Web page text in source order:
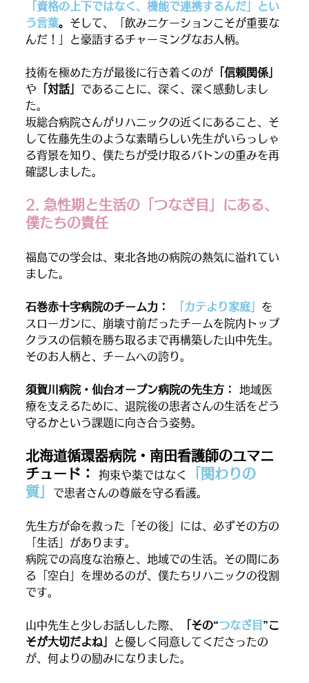
「資格の上下ではなく、機能で連携するんだ」とい
う言葉。 そして、「飲みニケーションこそが重要な
んだ！」と豪語するチャーミングなお人柄。
技術を極めた方が最後に行き着くのが 「信頼関係」
や 「対話」 であることに、深く、深く感動しまし
た。
坂総合病院さんがリハニックの近くにあること、そ
して佐藤先生のような素晴らしい先生がいらっしゃ
る背景を知り、僕たちが受け取るバトンの重みを再
確認しました。
2. 急性期と生活の「つなぎ目」にある、
僕たちの責任
福島での学会は、東北各地の病院の熱気に溢れてい
ました。
石巻赤十字病院のチーム力： 「カテより家庭」 を
スローガンに、崩壊寸前だったチームを院内トップ
クラスの信頼を勝ち取るまで再構築した山中先生。
そのお人柄と、チームへの誇り。
須賀川病院・仙台オープン病院の先生方：
地域医
療を支えるために、退院後の患者さんの生活をどう
守るかという課題に向き合う姿勢。
北海道循環器病院・南田看護師のユマニ
チュード：
拘束や薬ではなく
「関わりの
質」
で患者さんの尊厳を守る看護。
先生方が命を救った「その後」には、必ずその方の
「生活」があります。
病院での高度な治療と、地域での生活。その間にあ
る「空白」を埋めるのが、僕たちリハニックの役割
です。
山中先生と少しお話しした際、 「その“つなぎ目 ”こ
そが大切だよね」
と優しく同意してくださったの
が、何よりの励みになりました。